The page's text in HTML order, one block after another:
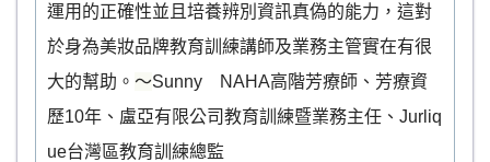
運用的正確性並且培養辨別資訊真偽的能力，這對
於身為美妝品牌教育訓練講師及業務主管實在有很
大的幫助。 ～Sunny NAHA高階芳療師、芳療資
歷10年、盧亞有限公司教育訓練暨業務主任、Jurliq
ue台灣區教育訓練總監